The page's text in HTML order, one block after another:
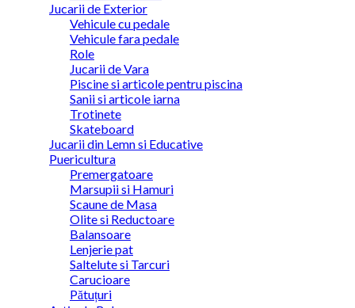
Jucarii de Exterior
Vehicule cu pedale
Vehicule fara pedale
Role
Jucarii de Vara
Piscine si articole pentru piscina
Sanii si articole iarna
Trotinete
Skateboard
Jucarii din Lemn si Educative
Puericultura
Premergatoare
Marsupii si Hamuri
Scaune de Masa
Olite si Reductoare
Balansoare
Lenjerie pat
Saltelute si Tarcuri
Carucioare
Pătuțuri